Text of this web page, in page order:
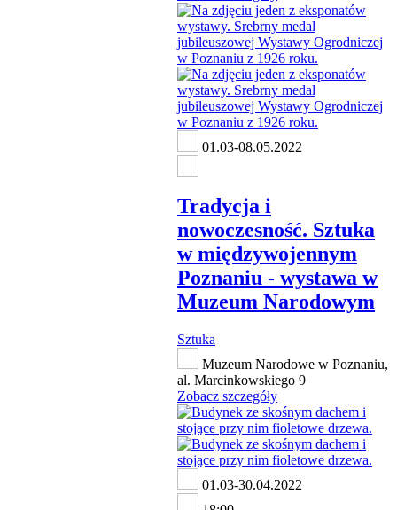
01.03-08.05.2022
Tradycja i
nowoczesność. Sztuka
w międzywojennym
Poznaniu - wystawa w
Muzeum Narodowym
Sztuka
Muzeum Narodowe w Poznaniu,
al. Marcinkowskiego 9
Zobacz szczegóły
01.03-30.04.2022